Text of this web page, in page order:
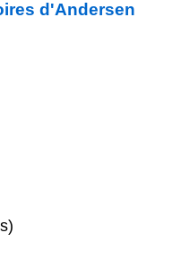
d'Andersen